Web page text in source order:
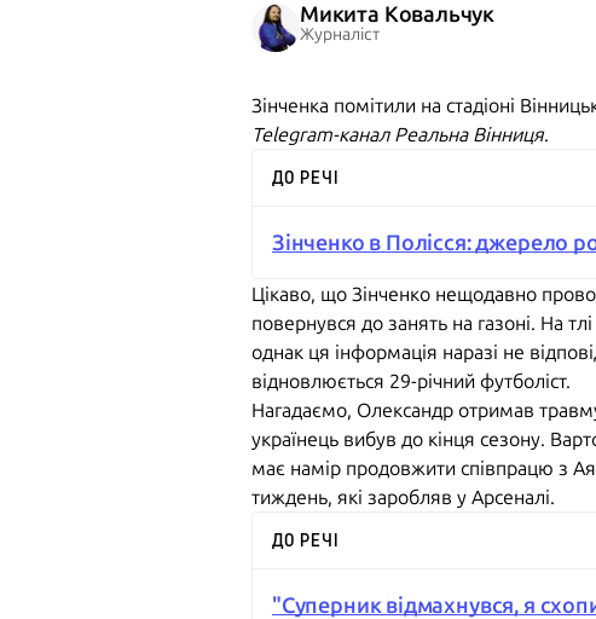
Микита Ковальчук
Журналіст
Зінченка помітили на стадіоні
Telegram-канал Реальна Вінниця.
ДО РЕЧІ
Зінченко в Полісся: джерело
Цікаво, що Зінченко нещодавно
повернувся до занять на газоні. На
однак ця інформація наразі не
відновлюється 29-річний футболіст.
Нагадаємо, Олександр отримав
українець вибув до кінця сезону.
має намір продовжити співпрацю з
тиждень, які заробляв у Арсеналі.
ДО РЕЧІ
"Суперник відмахнувся, я